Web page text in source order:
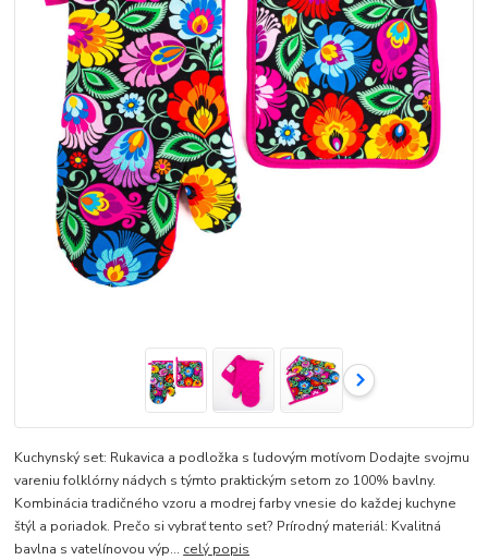
Kuchynský set: Rukavica a podložka s ľudovým motívom Dodajte svojmu
vareniu folklórny nádych s týmto praktickým setom zo 100% bavlny.
Kombinácia tradičného vzoru a modrej farby vnesie do každej kuchyne
štýl a poriadok. Prečo si vybrať tento set? Prírodný materiál: Kvalitná
bavlna s vatelínovou výp... celý popis